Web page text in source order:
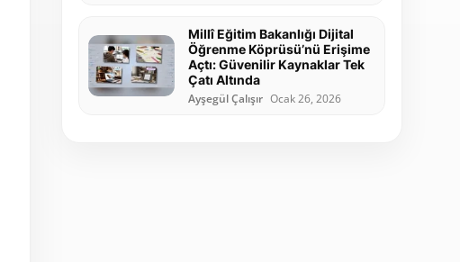
Millî Eğitim Bakanlığı Dijital
Öğrenme Köprüsü’nü Erişime
Açtı: Güvenilir Kaynaklar Tek
Çatı Altında
Ayşegül Çalışır Ocak 26, 2026